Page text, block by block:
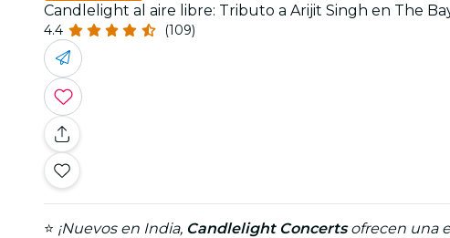
Candlelight al aire libre: Tributo a Arijit Singh en The
4.4 (109)
⭐ ¡Nuevos en India, Candlelight Concertsofrecen una